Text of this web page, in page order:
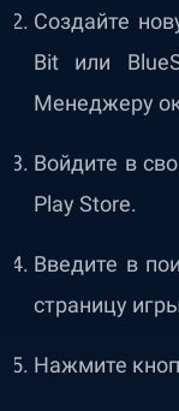
Создайте
Bit или
Менеджеру
Войдите в
Play Store.
Введите в
страницу
Нажмите